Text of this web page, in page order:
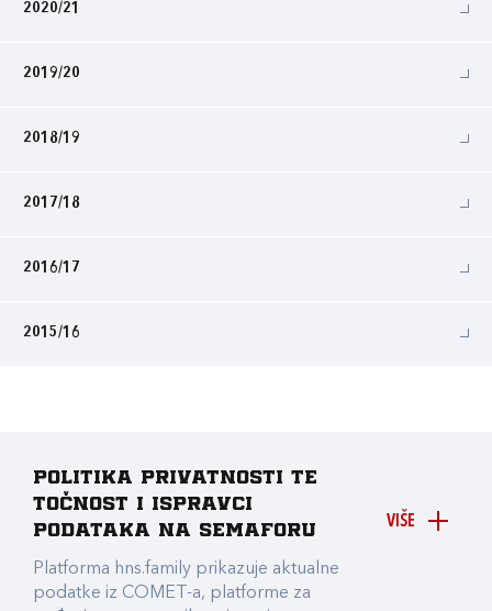
2020/21
2019/20
2018/19
2017/18
2016/17
2015/16
VIŠE
Politika privatnosti te
točnost i ispravci
podataka na Semaforu
Platforma hns.family prikazuje aktualne
podatke iz COMET-a, platforme za